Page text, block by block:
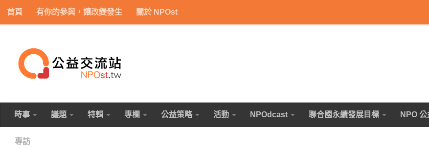
Skip to content
首頁 有你的參與，讓改變發生 關於 NPOst
時事 議題 特輯 專欄 公益策略 活動 NPOdcast 聯合國永續發展目標 NPO
專訪